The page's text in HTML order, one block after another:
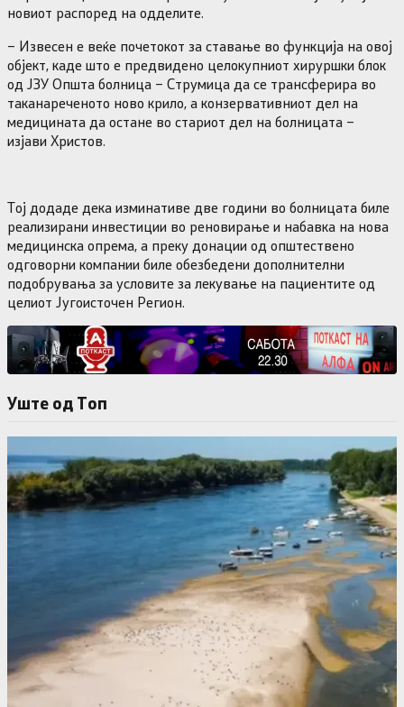
новиот распоред на одделите.
– Извесен е веќе почетокот за ставање во функција на овој
објект, каде што е предвидено целокупниот хируршки блок
од ЈЗУ Општа болница – Струмица да се трансферира во
таканареченото ново крило, а конзервативниот дел на
медицината да остане во стариот дел на болницата –
изјави Христов.
Тој додаде дека изминативе две години во болницата биле
реализирани инвестиции во реновирање и набавка на нова
медицинска опрема, а преку донации од општествено
одговорни компании биле обезбедени дополнителни
подобрувања за условите за лекување на пациентите од
целиот Југоисточен Регион.
Уште од Tоп